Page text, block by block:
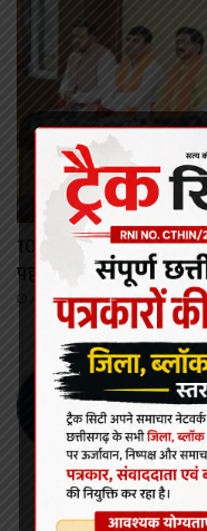
10 अगस्त से तिरंगा
पहली बार फहरेगा तिरंगा
August 7, 2026